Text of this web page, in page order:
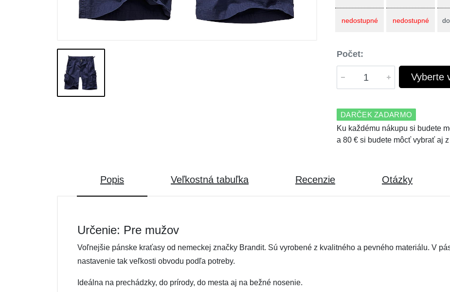
nedostupné nedostupné
Počet:
Vyberte
DARČEK ZADARMO
Ku každému nákupu si budete
a 80 € si budete môcť vybrať aj
Popis Veľkostná tabuľka Recenzie Otázky
Určenie: Pre mužov
Voľnejšie pánske kraťasy od nemeckej značky Brandit. Sú vyrobené z kvalitného a pevného materiálu. V
nastavenie tak veľkosti obvodu podľa potreby.
Ideálna na prechádzky, do prírody, do mesta aj na bežné nosenie.